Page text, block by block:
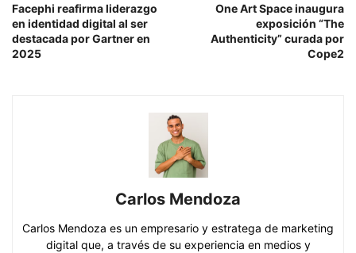
Facephi reafirma liderazgo
en identidad digital al ser
destacada por Gartner en
2025
One Art Space inaugura
exposición “The
Authenticity” curada por
Cope2
Carlos Mendoza
Carlos Mendoza es un empresario y estratega de marketing
digital que, a través de su experiencia en medios y